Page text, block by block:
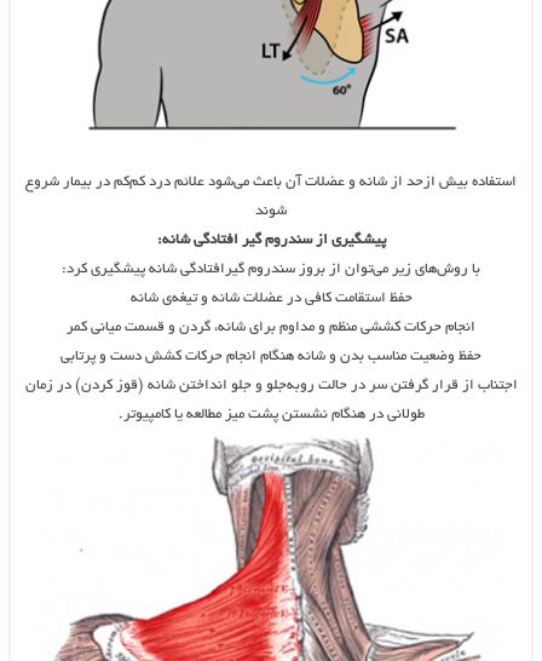
استفاده بیش‌ ازحد از شانه و عضلات آن باعث می‌شود علائم درد کم‌کم در بیمار شروع
شوند
پیشگیری از سندروم گیر افتادگی شانه:
با روش‌های زیر می‌توان از بروز سندروم گیرافتادگی شانه پیشگیری کرد:
حفظ استقامت کافی در عضلات شانه و تیغه‌ی شانه
انجام حرکات کششی منظم و مداوم برای شانه، گردن و قسمت میانی کمر
حفظ وضعیت مناسب بدن و شانه هنگام انجام حرکات کشش دست و پرتابی
اجتناب از قرار گرفتن سر در حالت روبه‌جلو و جلو انداختن شانه (قوز کردن) در زمان
طولانی در هنگام نشستن پشت میز مطالعه یا کامپیوتر.